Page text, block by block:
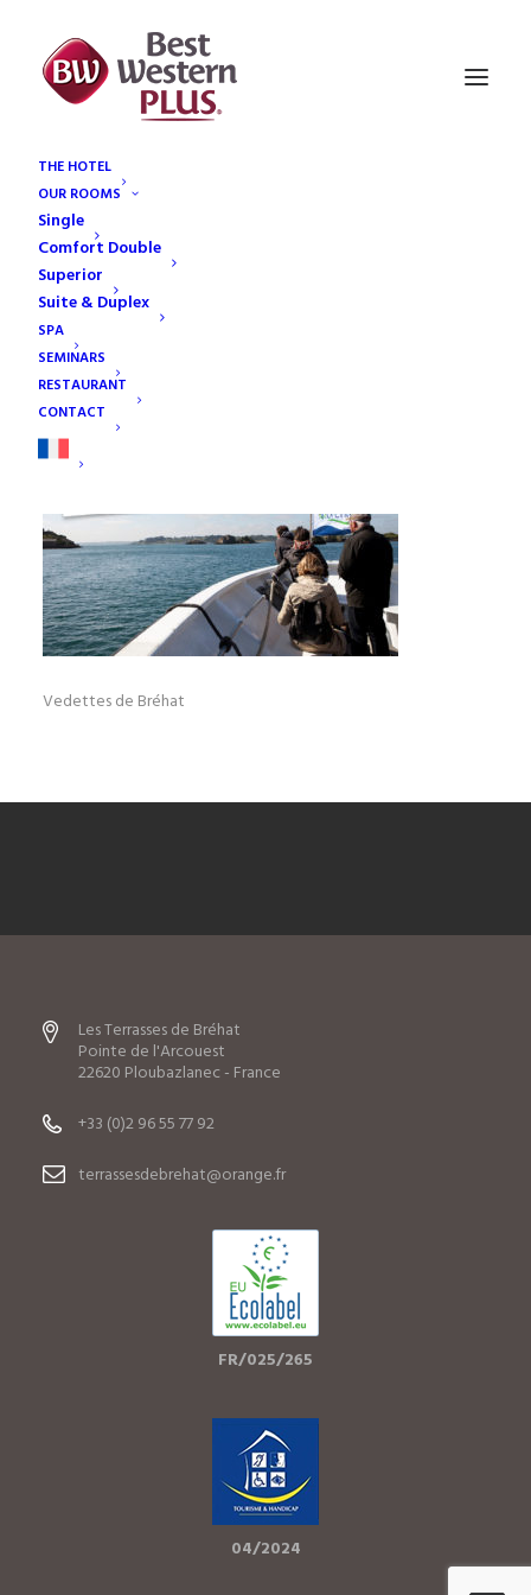
THE HOTEL
OUR ROOMS
Single
Comfort Double
Superior
Suite & Duplex
SPA
SEMINARS
RESTAURANT
CONTACT
Home
Vedettes de Bréhat
Vedettes de Bréhat
Les Terrasses de Bréhat
Pointe de l'Arcouest
22620 Ploubazlanec - France
+33 (0)2 96 55 77 92
terrassesdebrehat@orange.fr
FR/025/265
04/2024